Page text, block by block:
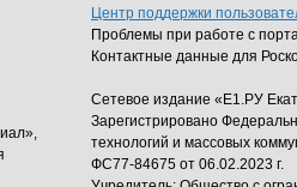
Центр поддержки
Проблемы при работе с
Контактные данные для
Сетевое издание «Е1.РУ
Зарегистрировано
технологий и массовых
ФС77-84675 от 06.02.2023 г.